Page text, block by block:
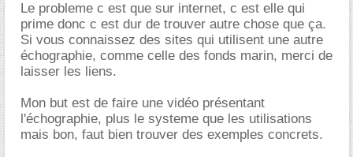
Le probleme c est que sur internet, c est elle qui
prime donc c est dur de trouver autre chose que ça.
Si vous connaissez des sites qui utilisent une autre
échographie, comme celle des fonds marin, merci de
laisser les liens.
Mon but est de faire une vidéo présentant
l'échographie, plus le systeme que les utilisations
mais bon, faut bien trouver des exemples concrets.